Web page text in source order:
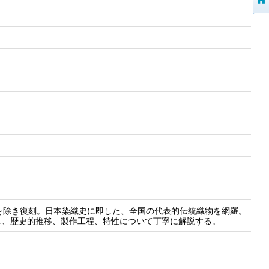
き復刻。日本染織史に即した、全国の代表的伝統織物を網羅。
歴史的推移、製作工程、特性について丁寧に解説する。